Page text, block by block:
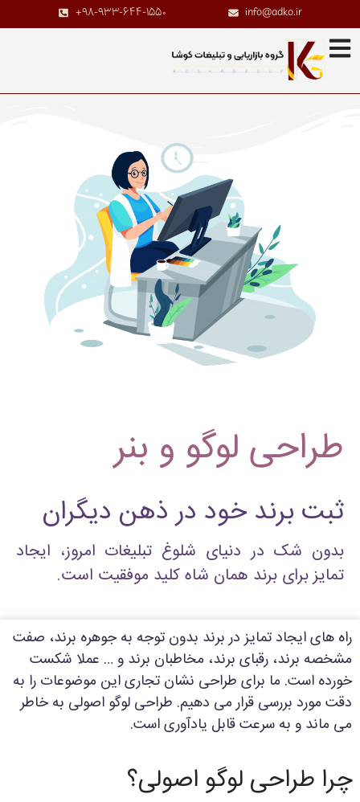
info@adko.ir
+98-933-644-1550
طراحی لوگو و بنر
ثبت برند خود در ذهن دیگران
بدون شک در دنیای شلوغ تبلیغات امروز، ایجاد
تمایز برای برند همان شاه کلید موفقیت است.​
راه های ایجاد تمایز در برند بدون توجه به جوهره برند، صفت
مشخصه برند، رقبای برند، مخاطبان برند و … عملا شکست
خورده است. ما برای طراحی نشان تجاری این موضوعات را به
دقت مورد بررسی قرار می دهیم. طراحی لوگو اصولی به خاطر
می ماند و به سرعت قابل یادآوری است.
چرا طراحی لوگو اصولی؟